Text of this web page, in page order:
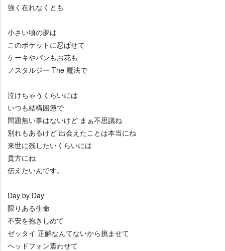
強く在れなくとも
小さい頃の夢は
このポケットに忍ばせて
ケーキやパンもお花も
ノスタルジー The 魔法で
泣けちゃうくらいには
いつも結構困憊で
問題無い事はないけど まぁ不思議ね
別れもあるけど 出会えたことは本当にね
来世に残したいくらいには
貴方にね
伝えたいんです。
Day by Day
限りある生命
不安を抱きしめて
ゼッタイ 正解なんてないから挑ませて
ヘッドフォン震わせて